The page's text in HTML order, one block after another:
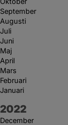
September
Augusti
Juli
Juni
Maj
April
Mars
Februari
Januari
År:
2022
December